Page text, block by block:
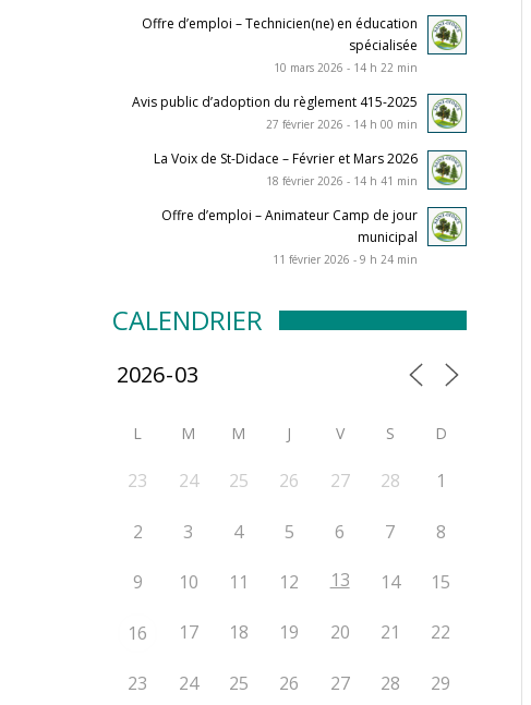
Offre d’emploi – Technicien(ne) en éducation
spécialisée
10 mars 2026 - 14 h 22 min
Avis public d’adoption du règlement 415-2025
27 février 2026 - 14 h 00 min
La Voix de St-Didace – Février et Mars 2026
18 février 2026 - 14 h 41 min
Offre d’emploi – Animateur Camp de jour
municipal
11 février 2026 - 9 h 24 min
CALENDRIER
L M M J V S D
23 24 25 26 27 28 1
2 3 4 5 6 7 8
9 10 11 12 13 14 15
16 17 18 19 20 21 22
23 24 25 26 27 28 29